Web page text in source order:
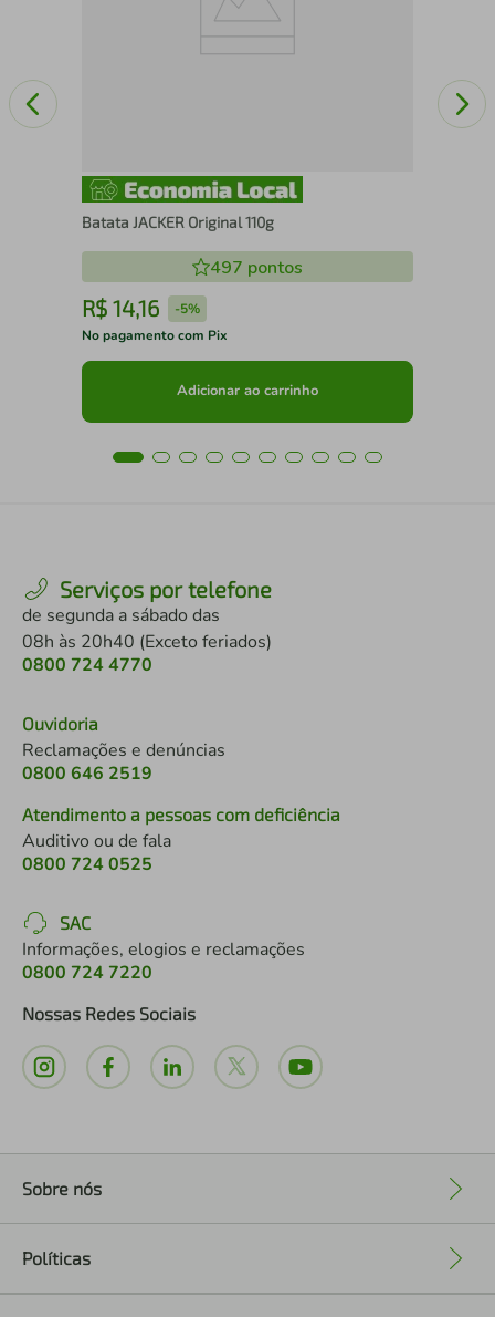
Batata JACKER Original 110g
497 pontos
R$ 14,16 -5%
No pagamento com Pix
Adicionar ao carrinho
Serviços por telefone
de segunda a sábado das
08h às 20h40 (Exceto feriados)
0800 724 4770
Ouvidoria
Reclamações e denúncias
0800 646 2519
Atendimento a pessoas com deficiência
Auditivo ou de fala
0800 724 0525
SAC
Informações, elogios e reclamações
0800 724 7220
Nossas Redes Sociais
Sobre nós
Políticas